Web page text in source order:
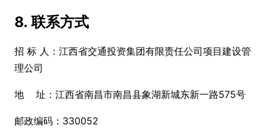
8. 联系方式
招 标 人：江西省交通投资集团有限责任公司项目建设管
理公司
地 址：江西省南昌市南昌县象湖新城东新一路575号
邮政编码：330052